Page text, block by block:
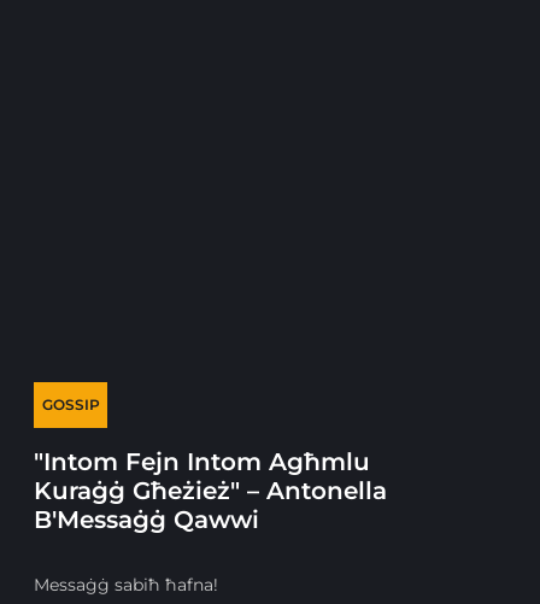
GOSSIP
"Intom Fejn Intom Agħmlu
Kuraġġ Għeżież" – Antonella
B'Messaġġ Qawwi
Messaġġ sabiħ ħafna!